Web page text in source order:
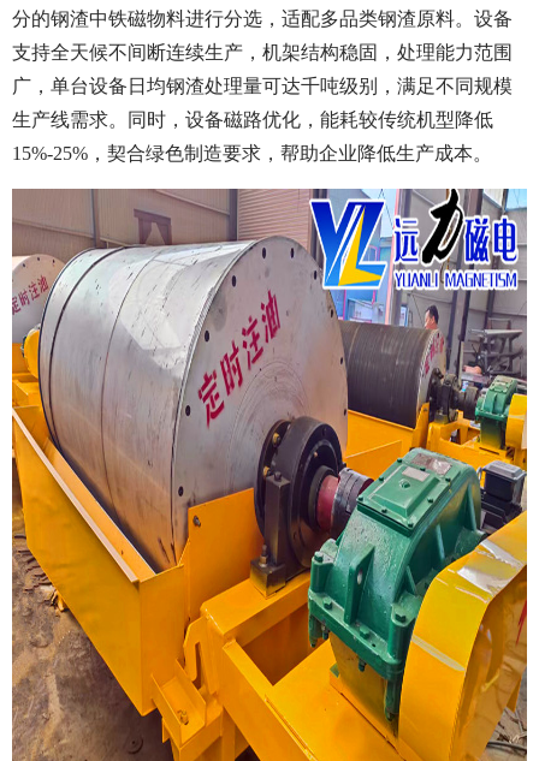
分的钢渣中铁磁物料进行分选，适配多品类钢渣原料。设备
支持全天候不间断连续生产，机架结构稳固，处理能力范围
广，单台设备日均钢渣处理量可达千吨级别，满足不同规模
生产线需求。同时，设备磁路优化，能耗较传统机型降低
15%-25%，契合绿色制造要求，帮助企业降低生产成本。